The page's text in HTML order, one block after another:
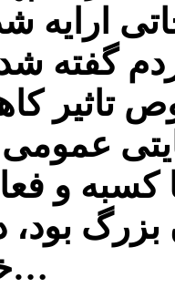
ارایه
گفته
تاثیر
عمومی
و
بود،
خرده پا می رسد…